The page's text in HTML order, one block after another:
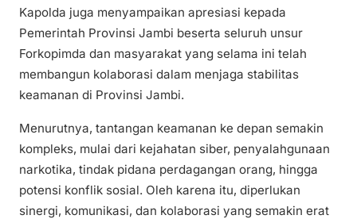
Kapolda juga menyampaikan apresiasi kepada
Pemerintah Provinsi Jambi beserta seluruh unsur
Forkopimda dan masyarakat yang selama ini telah
membangun kolaborasi dalam menjaga stabilitas
keamanan di Provinsi Jambi.
Menurutnya, tantangan keamanan ke depan semakin
kompleks, mulai dari kejahatan siber, penyalahgunaan
narkotika, tindak pidana perdagangan orang, hingga
potensi konflik sosial. Oleh karena itu, diperlukan
sinergi, komunikasi, dan kolaborasi yang semakin erat